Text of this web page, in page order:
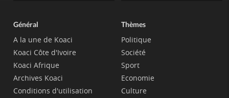
Général
A la une de Koaci
Koaci Côte d'Ivoire
Koaci Afrique
Archives Koaci
Conditions d'utilisation
Thèmes
Politique
Société
Sport
Economie
Culture